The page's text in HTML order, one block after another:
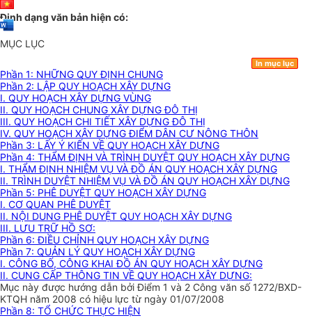
Định dạng văn bản hiện có:
MỤC LỤC
In mục lục
Phần 1: NHỮNG QUY ĐỊNH CHUNG
Phần 2: LẬP QUY HOẠCH XÂY DỰNG
I. QUY HOẠCH XÂY DỰNG VÙNG
II. QUY HOẠCH CHUNG XÂY DỰNG ĐÔ THỊ
III. QUY HOẠCH CHI TIẾT XÂY DỰNG ĐÔ THỊ
IV. QUY HOẠCH XÂY DỰNG ĐIỂM DÂN CƯ NÔNG THÔN
Phần 3: LẤY Ý KIẾN VỀ QUY HOẠCH XÂY DỰNG
Phần 4: THẨM ĐỊNH VÀ TRÌNH DUYỆT QUY HOẠCH XÂY DỰNG
I. THẨM ĐỊNH NHIỆM VỤ VÀ ĐỒ ÁN QUY HOẠCH XÂY DỰNG
II. TRÌNH DUYỆT NHIỆM VỤ VÀ ĐỒ ÁN QUY HOẠCH XÂY DỰNG
Phần 5: PHÊ DUYỆT QUY HOẠCH XÂY DỰNG
I. CƠ QUAN PHÊ DUYỆT
II. NỘI DUNG PHÊ DUYỆT QUY HOẠCH XÂY DỰNG
III. LƯU TRỮ HỒ SƠ:
Phần 6: ĐIỀU CHỈNH QUY HOẠCH XÂY DỰNG
Phần 7: QUẢN LÝ QUY HOẠCH XÂY DỰNG
I. CÔNG BỐ, CÔNG KHAI ĐỒ ÁN QUY HOẠCH XÂY DỰNG
II. CUNG CẤP THÔNG TIN VỀ QUY HOẠCH XÂY DỰNG:
Mục này được hướng dẫn bởi Điểm 1 và 2 Công văn số 1272/BXD-
KTQH năm 2008 có hiệu lực từ ngày 01/07/2008
Phần 8: TỔ CHỨC THỰC HIỆN